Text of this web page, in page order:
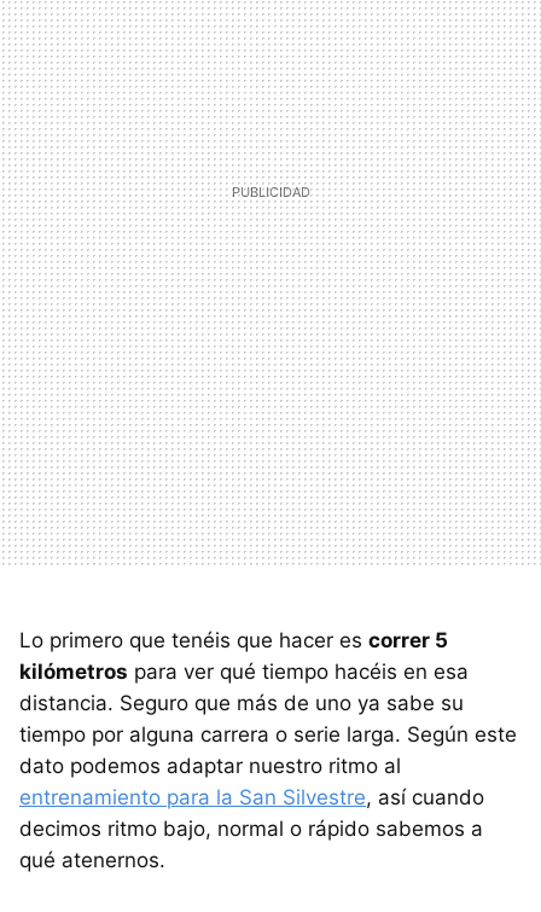
Lo primero que tenéis que hacer es correr 5
kilómetros para ver qué tiempo hacéis en esa
distancia. Seguro que más de uno ya sabe su
tiempo por alguna carrera o serie larga. Según este
dato podemos adaptar nuestro ritmo al
entrenamiento para la San Silvestre, así cuando
decimos ritmo bajo, normal o rápido sabemos a
qué atenernos.